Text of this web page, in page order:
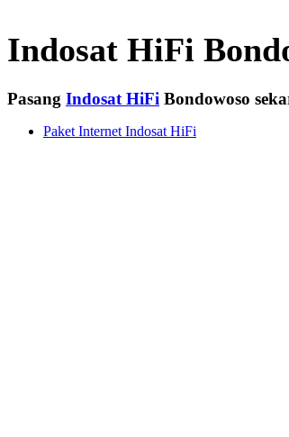
Indosat HiFi
Pasang Indosat HiFi Bondowoso
Paket Internet Indosat HiFi